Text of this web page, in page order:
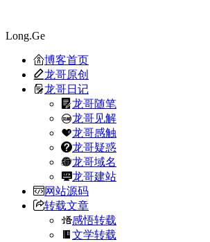
Long.Ge
博客首页
龙哥原创
龙哥日记
龙哥随笔
龙哥见解
龙哥感触
龙哥疑惑
龙哥域名
龙哥建站
网站源码
转载文章
感悟转载
文学转载